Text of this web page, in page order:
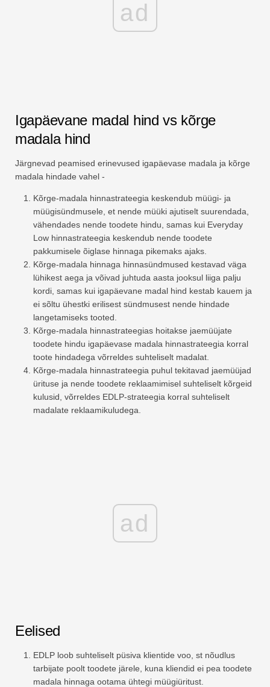
ad
Igapäevane madal hind vs kõrge
madala hind
Järgnevad peamised erinevused igapäevase madala ja kõrge
madala hindade vahel -
Kõrge-madala hinnastrateegia keskendub müügi- ja
müügisündmusele, et nende müüki ajutiselt suurendada,
vähendades nende toodete hindu, samas kui Everyday
Low hinnastrateegia keskendub nende toodete
pakkumisele õiglase hinnaga pikemaks ajaks.
Kõrge-madala hinnaga hinnasündmused kestavad väga
lühikest aega ja võivad juhtuda aasta jooksul liiga palju
kordi, samas kui igapäevane madal hind kestab kauem ja
ei sõltu ühestki erilisest sündmusest nende hindade
langetamiseks tooted.
Kõrge-madala hinnastrateegias hoitakse jaemüüjate
toodete hindu igapäevase madala hinnastrateegia korral
toote hindadega võrreldes suhteliselt madalat.
Kõrge-madala hinnastrateegia puhul tekitavad jaemüüjad
ürituse ja nende toodete reklaamimisel suhteliselt kõrgeid
kulusid, võrreldes EDLP-strateegia korral suhteliselt
madalate reklaamikuludega.
ad
Eelised
EDLP loob suhteliselt püsiva klientide voo, st nõudlus
tarbijate poolt toodete järele, kuna kliendid ei pea toodete
madala hinnaga ootama ühtegi müügiüritust.